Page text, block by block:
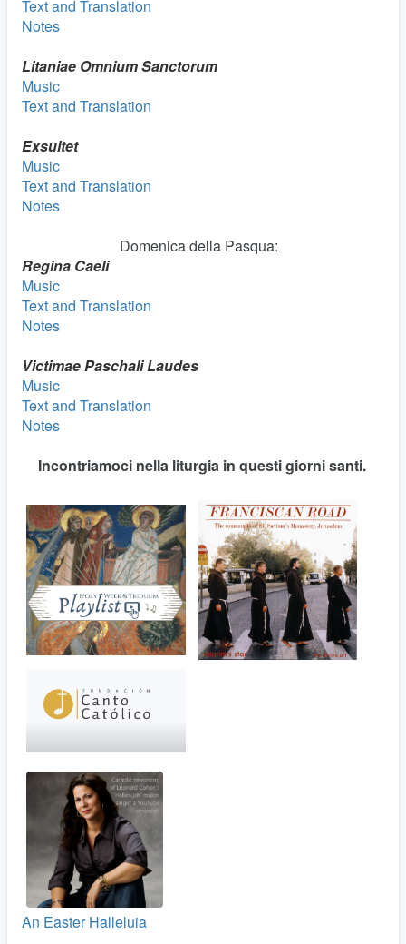
Text and Translation
Notes
Litaniae OmniumSanctorum
Music
Text and Translation
Exsultet
Music
Text and Translation
Notes
Domenica della Pasqua:
Regina Caeli
Music
Text and Translation
Notes
Victimae Paschali Laudes
Music
Text and Translation
Notes
Incontriamoci nella liturgia in questi giorni santi.
An Easter Halleluia